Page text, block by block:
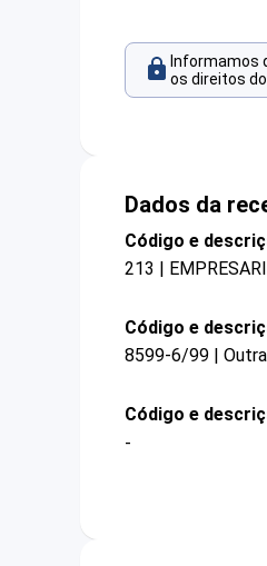
Informamos
os direitos
Dados da
Código e
213 |
Código e
8599-6/99 |
Código e
-